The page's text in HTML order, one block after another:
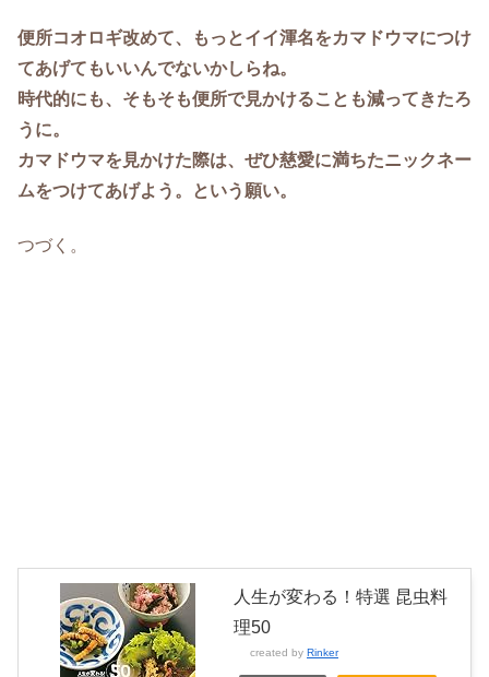
便所コオロギ改めて、もっとイイ渾名をカマドウマにつけ
てあげてもいいんでないかしらね。
時代的にも、そもそも便所で見かけることも減ってきたろ
うに。
カマドウマを見かけた際は、ぜひ慈愛に満ちたニックネー
ムをつけてあげよう。という願い。
つづく。
人生が変わる！特選 昆虫料
理50
created by Rinker